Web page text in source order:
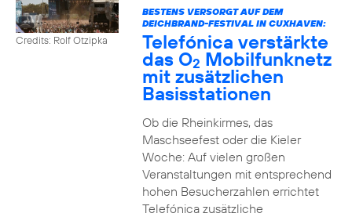
Credits: Rolf Otzipka
BESTENS VERSORGT AUF DEM
DEICHBRAND-FESTIVAL IN CUXHAVEN:
Telefónica verstärkte
das O2 Mobilfunknetz
mit zusätzlichen
Basisstationen
Ob die Rheinkirmes, das
Maschseefest oder die Kieler
Woche: Auf vielen großen
Veranstaltungen mit entsprechend
hohen Besucherzahlen errichtet
Telefónica zusätzliche